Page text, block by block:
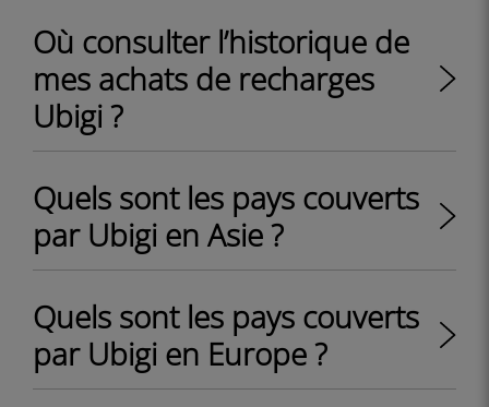
Où consulter l’historique de
mes achats de recharges
Ubigi ?
Quels sont les pays couverts
par Ubigi en Asie ?
Quels sont les pays couverts
par Ubigi en Europe ?